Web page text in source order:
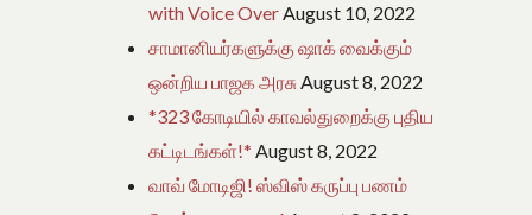
with Voice OverAugust 10, 2022
சாமானியர்களுக்கு ஷாக் வைக்கும்
ஒன்றிய பாஜக அரசுAugust 8, 2022
*323 கோடியில் காவல்துறைக்கு புதிய
கட்டிடங்கள்!* August 8, 2022
வாவ் மோடிஜி! ஸ்விஸ் கருப்பு பணம்